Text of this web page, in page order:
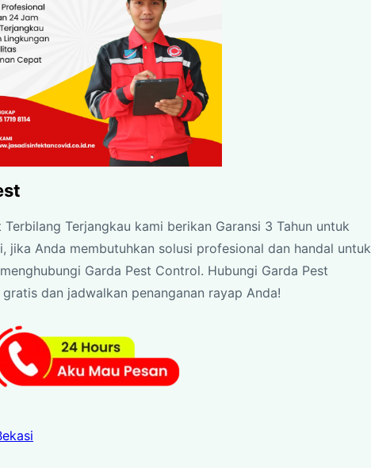
Terbilang Terjangkau kami berikan Garansi 3 Tahun untuk
jika Anda membutuhkan solusi profesional dan handal untuk
Garda Pest Control. Hubungi Garda Pest
dan jadwalkan penanganan rayap Anda!